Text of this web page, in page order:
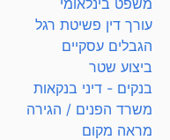
משפט בינלאומי
עורך דין פשיטת רגל
הגבלים עסקיים
ביצוע שטר
בנקים - דיני בנקאות
משרד הפנים / הגירה
מראה מקום